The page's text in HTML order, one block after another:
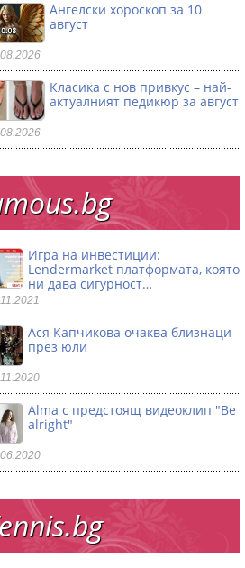
Ангелски хороскоп за 10
август
Класика с нов привкус – най-
актуалният педикюр за август
Игра на инвестиции:
Lendermarket платформата, която
ни дава сигурност…
Ася Капчикова очаква близнаци
през юли
Alma с предстоящ видеоклип "Be
alright"